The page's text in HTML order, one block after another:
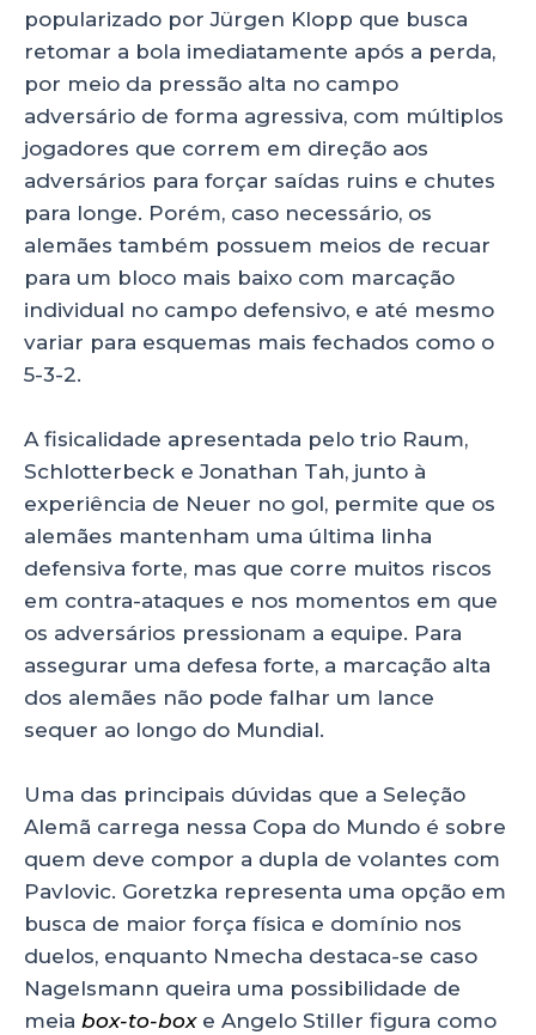
popularizado por Jürgen Klopp que busca
retomar a bola imediatamente após a perda,
por meio da pressão alta no campo
adversário de forma agressiva, com múltiplos
jogadores que correm em direção aos
adversários para forçar saídas ruins e chutes
para longe. Porém, caso necessário, os
alemães também possuem meios de recuar
para um bloco mais baixo com marcação
individual no campo defensivo, e até mesmo
variar para esquemas mais fechados como o
5-3-2.
A fisicalidade apresentada pelo trio Raum,
Schlotterbeck e Jonathan Tah, junto à
experiência de Neuer no gol, permite que os
alemães mantenham uma última linha
defensiva forte, mas que corre muitos riscos
em contra-ataques e nos momentos em que
os adversários pressionam a equipe. Para
assegurar uma defesa forte, a marcação alta
dos alemães não pode falhar um lance
sequer ao longo do Mundial.
Uma das principais dúvidas que a Seleção
Alemã carrega nessa Copa do Mundo é sobre
quem deve compor a dupla de volantes com
Pavlovic. Goretzka representa uma opção em
busca de maior força física e domínio nos
duelos, enquanto Nmecha destaca-se caso
Nagelsmann queira uma possibilidade de
meia box-to-boxe Angelo Stiller figura como